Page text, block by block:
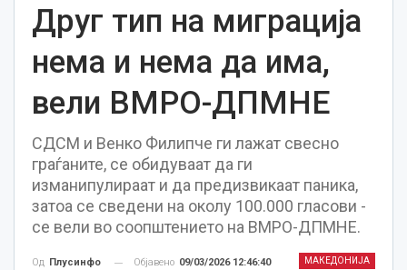
Друг тип на миграција
нема и нема да има,
вели ВМРО-ДПМНЕ
СДСМ и Венко Филипче ги лажат свесно
граѓаните, се обидуваат да ги
изманипулираат и да предизвикаат паника,
затоа се сведени на околу 100.000 гласови -
се вели во соопштението на ВМРО-ДПМНЕ.
МАКЕДОНИЈА
Од Плусинфо Објавено 09/03/2026 12:46:40